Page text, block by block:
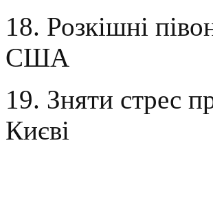
18. Розкішні
США
19. Зняти стрес
Києві